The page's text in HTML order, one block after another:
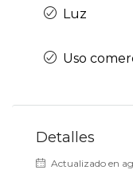
Luz
Uso
Detalles
Actualizado en